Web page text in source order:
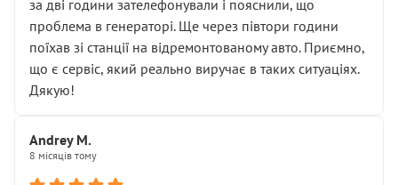
( ну все зняли та доробили) дякую!
Окремий момент, який виглядає абсурдно:
мені заявили, що бачок гальмівної рідини потрібно
міняти разом із головним гальмівним циліндром у
Для людини, яка хоча б трохи розуміється на техніці,
це звучить як мінімум непрофесійно, а як максимум —
спроба продати дорогий вузол замість елементарних
за дві години зателефонували і пояснили, що
проблема в генераторі. Ще через півтори години
поїхав зі станції на відремонтованому авто. Приємно,
що є сервіс, який реально виручає в таких ситуаціях.
Дякую!
Andrey M.
8 місяців тому